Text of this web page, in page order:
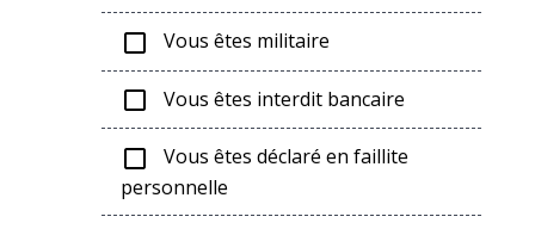
check_box_outline_blank Vous êtes militaire
check_box_outline_blank Vous êtes interdit bancaire
check_box_outline_blank
Vous êtes déclaré en faillite
personnelle